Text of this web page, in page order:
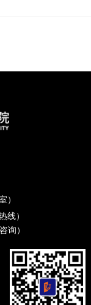
）
线）
询）